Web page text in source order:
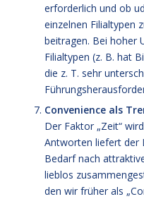
erforderlich und ob
einzelnen Filialtypen
beitragen. Bei hoher
Filialtypen (z. B. hat
die z. T. sehr
Convenience als
Der Faktor „Zeit“
Antworten liefert der
Bedarf nach
lieblos
den wir früher als